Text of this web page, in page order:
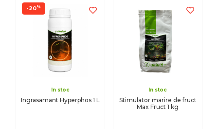
-20%
In stoc
Ingrasamant Hyperphos 1 L
In stoc
Stimulator marire de fruct
Max Fruct 1 kg